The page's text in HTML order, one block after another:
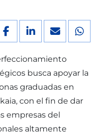
busca apoyar la
graduadas en
con el fin de dar
empresas del
altamente